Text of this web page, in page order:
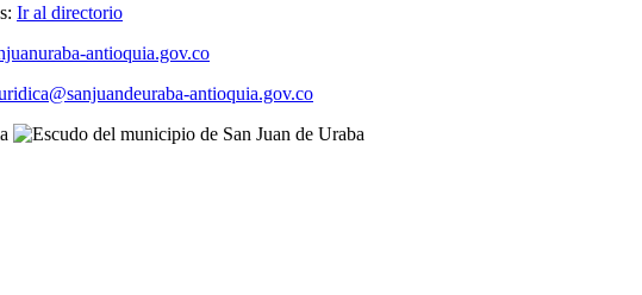
Ir al directorio
antioquia.gov.co
antioquia.gov.co